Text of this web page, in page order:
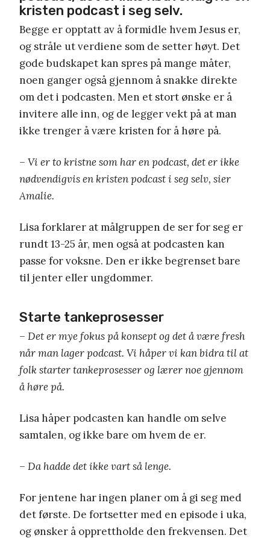
kristen podcast i seg selv.
Begge er opptatt av å formidle hvem Jesus er,
og stråle ut verdiene som de setter høyt. Det
gode budskapet kan spres på mange måter,
noen ganger også gjennom å snakke direkte
om det i podcasten. Men et stort ønske er å
invitere alle inn, og de legger vekt på at man
ikke trenger å være kristen for å høre på.
– Vi er to kristne som har en podcast, det er ikke
nødvendigvis en kristen podcast i seg selv, sier
Amalie.
Lisa forklarer at målgruppen de ser for seg er
rundt 13-25 år, men også at podcasten kan
passe for voksne. Den er ikke begrenset bare
til jenter eller ungdommer.
Starte tankeprosesser
– Det er mye fokus på konsept og det å være fresh
når man lager podcast. Vi håper vi kan bidra til at
folk starter tankeprosesser og lærer noe gjennom
å høre på.
Lisa håper podcasten kan handle om selve
samtalen, og ikke bare om hvem de er.
– Da hadde det ikke vart så lenge.
For jentene har ingen planer om å gi seg med
det første. De fortsetter med en episode i uka,
og ønsker å opprettholde den frekvensen. Det